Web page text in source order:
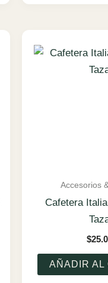
Accesorios
Cafetera
$
AÑADIR AL